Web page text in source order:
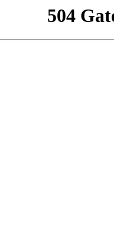
504